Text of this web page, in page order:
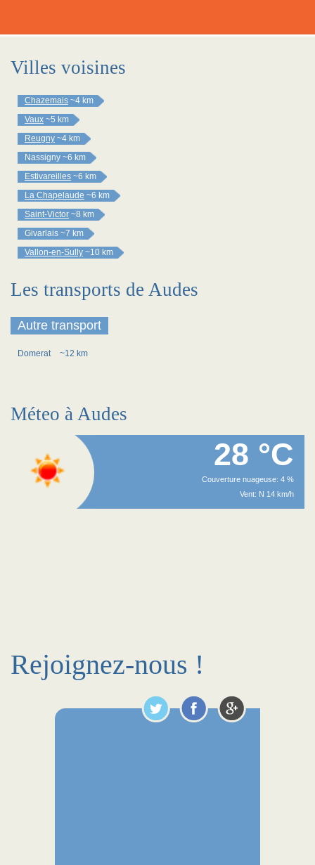
Villes voisines
Chazemais ~4 km
Vaux ~5 km
Reugny ~4 km
Nassigny ~6 km
Estivareilles ~6 km
La Chapelaude ~6 km
Saint-Victor ~8 km
Givarlais ~7 km
Vallon-en-Sully ~10 km
Les transports de Audes
Autre transport
Domerat ~12 km
Méteo à Audes
28 °C
Couverture nuageuse: 4 %
Vent: N 14 km/h
Rejoignez-nous !